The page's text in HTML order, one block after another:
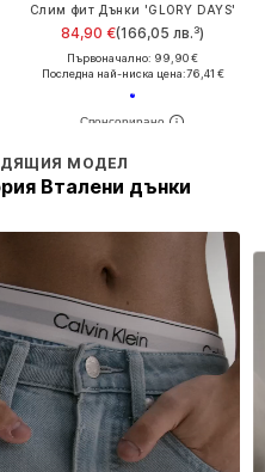
Слим фит Дънки 'GLORY DAYS'
84,90 €(166,05 лв.³)
Първоначално: 99,90 €
Последна най-ниска цена:76,41 €
МОДЕЛ
Вталени дънки